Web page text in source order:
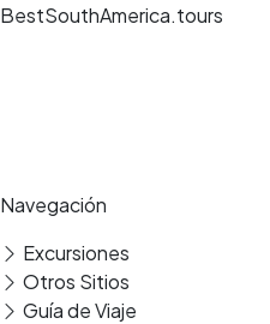
BestSouthAmerica.tours
Navegación
Excursiones
Otros Sitios
Guía de Viaje